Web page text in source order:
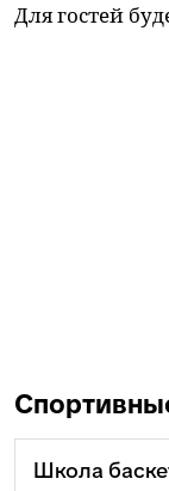
Для гостей
Школа